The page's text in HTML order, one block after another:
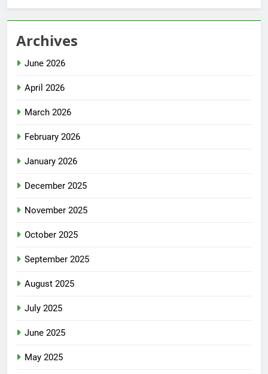
Archives
June 2026
April 2026
March 2026
February 2026
January 2026
December 2025
November 2025
October 2025
September 2025
August 2025
July 2025
June 2025
May 2025